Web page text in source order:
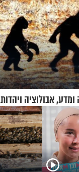
אבולוציה ויהדות